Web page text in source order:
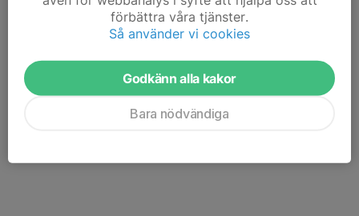
Du ansvarar för inköp av det som erfordras.
SAIK köper in basvaror som: bröd, smör, pålägg, saft,
ketchup, senap, socker, kryddor, kaffe och the. Checka
gärna tillgången på mat i frysboxen och i specerilådan
veckan innan.
Stug- och träningsvärdslista.pdf
förbättra våra tjänster.
Så använder vi cookies
Godkänn alla kakor
Bara nödvändiga